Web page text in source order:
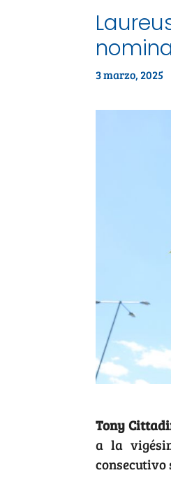
3 marzo, 2025
Tony
a la
consecutivo